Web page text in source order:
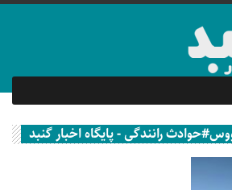
رانندگی - پایگاه اخبار گنبد